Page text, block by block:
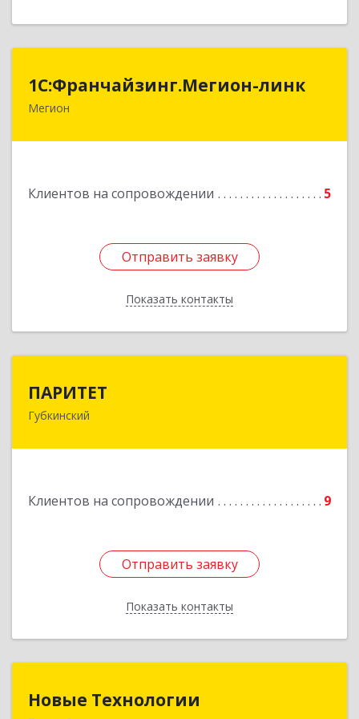
1С:Франчайзинг.Мегион-линк
Мегион
Клиентов на сопровождении 5
Отправить заявку
Показать контакты
1С:Франчайзинг.Мегион-линк
Отправить заявку
Назад
ПАРИТЕТ
Губкинский
Клиентов на сопровождении 9
Отправить заявку
Показать контакты
629830, Ямало-Ненецкий АО, Губкинский г, 9-й
Отправить заявку
Назад
Новые Технологии